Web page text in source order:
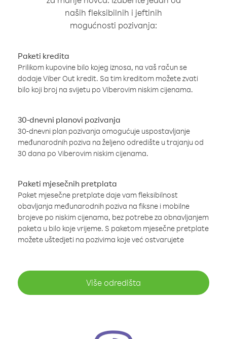
naših fleksibilnih i jeftinih
mogućnosti pozivanja:
Paketi kredita
Prilikom kupovine bilo kojeg iznosa, na vaš račun se
dodaje Viber Out kredit. Sa tim kreditom možete zvati
bilo koji broj na svijetu po Viberovim niskim cijenama.
30-dnevni planovi pozivanja
30-dnevni plan pozivanja omogućuje uspostavljanje
međunarodnih poziva na željeno odredište u trajanju od
30 dana po Viberovim niskim cijenama.
Paketi mjesečnih pretplata
Paket mjesečne pretplate daje vam fleksibilnost
obavljanja međunarodnih poziva na fiksne i mobilne
brojeve po niskim cijenama, bez potrebe za obnavljanjem
paketa u bilo koje vrijeme. S paketom mjesečne pretplate
možete uštedjeti na pozivima koje već ostvarujete
Više odredišta